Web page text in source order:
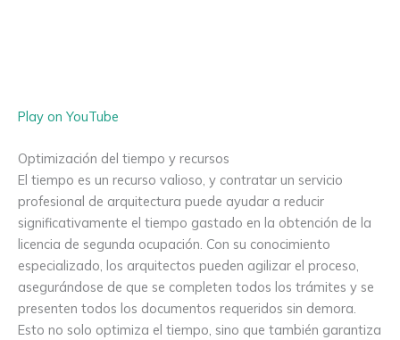
Play on YouTube
Optimización del tiempo y recursos
El tiempo es un recurso valioso, y contratar un servicio
profesional de arquitectura puede ayudar a reducir
significativamente el tiempo gastado en la obtención de la
licencia de segunda ocupación. Con su conocimiento
especializado, los arquitectos pueden agilizar el proceso,
asegurándose de que se completen todos los trámites y se
presenten todos los documentos requeridos sin demora.
Esto no solo optimiza el tiempo, sino que también garantiza